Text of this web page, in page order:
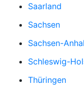
Saarland
Sachsen
Sachsen-
Schleswig-
Thüringen